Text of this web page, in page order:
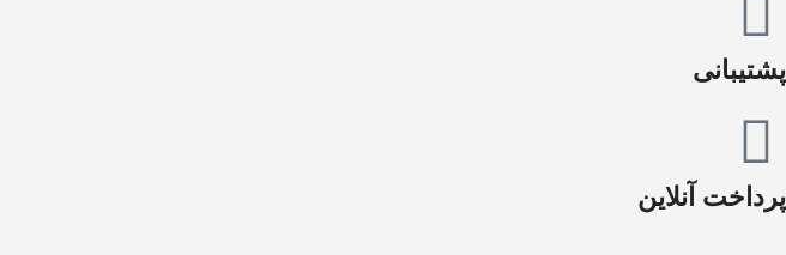
پشتیبانی
پرداخت آنلاین